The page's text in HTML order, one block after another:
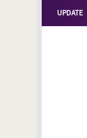
UPDATE